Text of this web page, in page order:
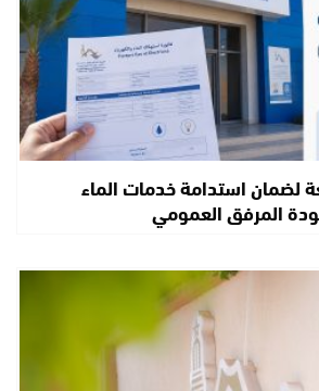
لضمان استدامة خدمات الماء
المرفق العمومي